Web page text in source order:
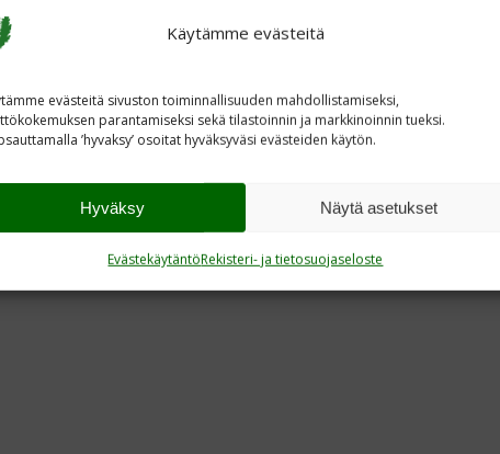
Käytämme evästeitä
evästeitä sivuston toiminnallisuuden mahdollistamiseksi,
parantamiseksi sekä tilastoinnin ja markkinoinnin tueksi.
’hyvaksy’ osoitat hyväksyväsi evästeiden käytön.
Hyväksy Näytä asetukset
EvästekäytäntöRekisteri- ja tietosuojaseloste